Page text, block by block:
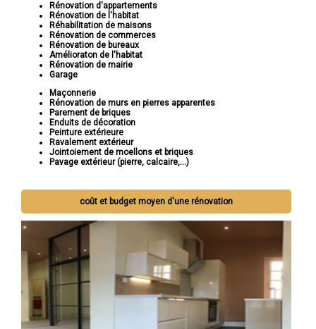
Rénovation d'appartements
Rénovation de l'habitat
Réhabilitation de maisons
Rénovation de commerces
Rénovation de bureaux
Amélioraton de l'habitat
Rénovation de mairie
Garage
Maçonnerie
Rénovation de murs en pierres apparentes
Parement de briques
Enduits de décoration
Peinture extérieure
Ravalement extérieur
Jointoiement de moellons et briques
Pavage extérieur (pierre, calcaire,...)
coût et budget moyen d'une rénovation